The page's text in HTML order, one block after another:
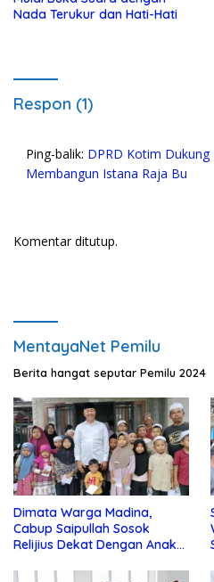
Nada Terukur dan Hati-Hati
Respon (1)
Ping-balik: DPRD Kotim
Membangun Istana Raja Bu
Komentar ditutup.
MentayaNet Pemilu
Berita hangat seputar Pemilu 2024
Dimata Warga Madina,
Cabup Saipullah Sosok
Relijius Dekat Dengan Anak